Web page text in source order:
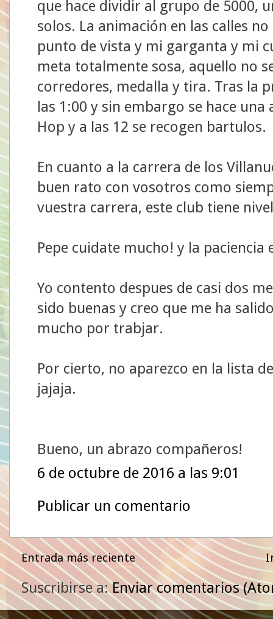
que hace dividir al grupo de 5000,
solos. La animación en las calles
punto de vista y mi garganta y mi
meta totalmente sosa, aquello no
corredores, medalla y tira. Tras la
las 1:00 y sin embargo se hace
Hop y a las 12 se recogen bartulos.
En cuanto a la carrera de los
buen rato con vosotros como
vuestra carrera, este club tiene
Pepe cuidate mucho! y la paciencia
Yo contento despues de casi dos
sido buenas y creo que me ha
mucho por trabjar.
Por cierto, no aparezco en la lista
jajaja.
Bueno, un abrazo compañeros!
6 de octubre de 2016 a las 9:01
Publicar un comentario
Entrada más reciente
Suscribirse a:Enviar comentarios